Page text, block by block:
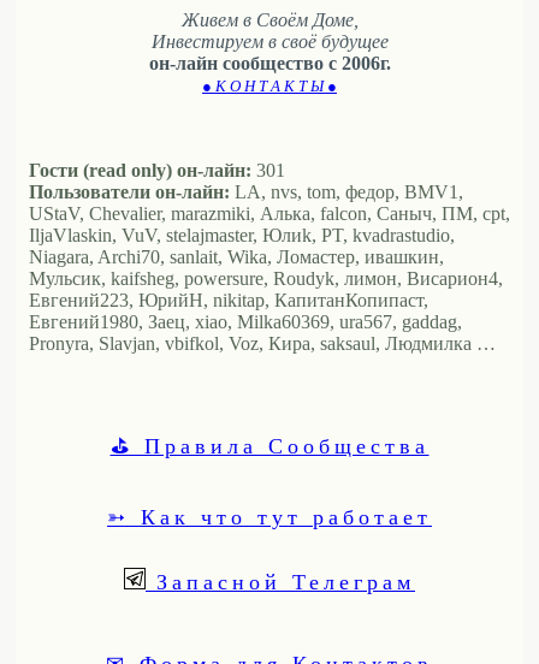
Живем в Своём Доме,
Инвестируем в своё будущее
он-лайн сообщество с 2006г.
● К О Н Т А К Т Ы ●
Гости (read only) он-лайн: 301
Пользователи он-лайн: LA, nvs, tom, федор, BMV1,
UStaV, Chevalier, marazmiki, Алька, falcon, Саныч, ПМ, cpt,
IljaVlaskin, VuV, stelajmaster, Юлиk, PT, kvadrastudio,
Niagara, Archi70, sanlait, Wika, Ломастер, ивашкин,
Мульсик, kaifsheg, powersure, Roudyk, лимон, Висариoн4,
Евгений223, ЮрийН, nikitap, КапитанКопипаст,
Евгений1980, Заец, xiao, Milka60369, ura567, gaddag,
Pronyra, Slavjan, vbifkol, Voz, Кира, saksaul, Людмилка …
⛳ Правила Сообщества
➳ Как что тут работает
Запасной Телеграм